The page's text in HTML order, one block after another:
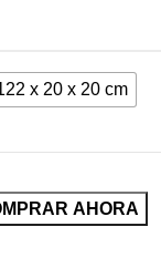
x 20 x 20 cm
AHORA